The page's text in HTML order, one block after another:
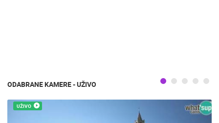
ODABRANE KAMERE - UŽIVO
UŽIVO